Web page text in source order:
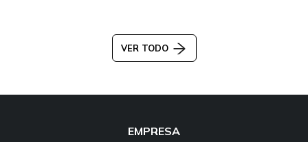
VER TODO
EMPRESA